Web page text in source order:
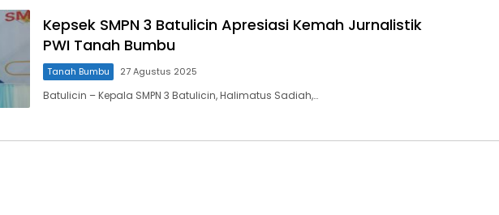
Kepsek SMPN 3 Batulicin Apresiasi Kemah Jurnalistik
PWI Tanah Bumbu
Tanah Bumbu 27 Agustus 2025
Batulicin – Kepala SMPN 3 Batulicin, Halimatus Sadiah,…